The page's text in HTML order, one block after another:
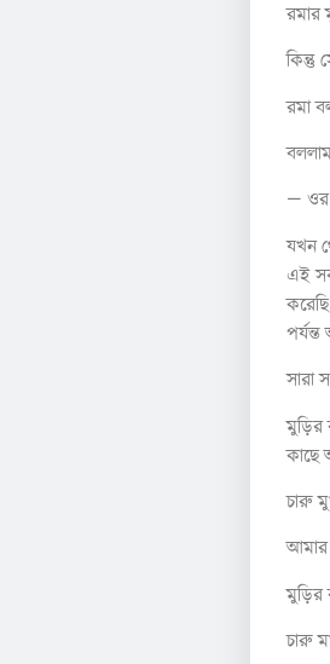
রমার
কিন্তু
রমা
— ওর
যখন
এই
সারা
মুড়ির
কাছে
চারু
আমার
মুড়ির
চারু